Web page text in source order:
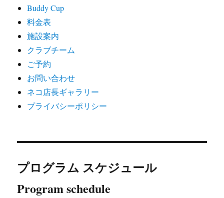
Buddy Cup
料金表
施設案内
クラブチーム
ご予約
お問い合わせ
ネコ店長ギャラリー
プライバシーポリシー
プログラム スケジュール
Program schedule